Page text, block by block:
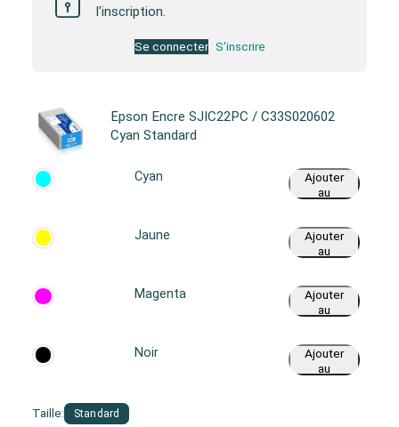
l'inscription.
Se connecter S'inscrire
Epson Encre SJIC22PC / C33S020602
Cyan Standard
Taille: Standard
Cyan
Ajouter
au
Jaune
Ajouter
au
Magenta
Ajouter
au
Noir
Ajouter
au